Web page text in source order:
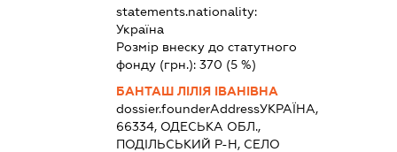
statements.nationality:
Україна
Розмір внеску до статутного
фонду (грн.): 370 (5 %)
БАНТАШ ЛІЛІЯ ІВАНІВНА
dossier.founderAddressУКРАЇНА,
66334, ОДЕСЬКА ОБЛ.,
ПОДІЛЬСЬКИЙ Р-Н, СЕЛО